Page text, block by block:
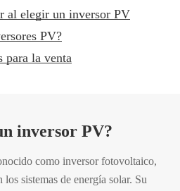
al elegir un inversor PV
PV?
para la venta
inversor PV?
como inversor fotovoltaico,
sistemas de energía solar. Su